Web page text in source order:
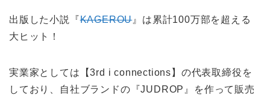
出版した小説『KAGEROU』は累計100万部を超える
大ヒット！
実業家としては【3rd i connections】の代表取締役を
しており、自社ブランドの『JUDROP』を作って販売